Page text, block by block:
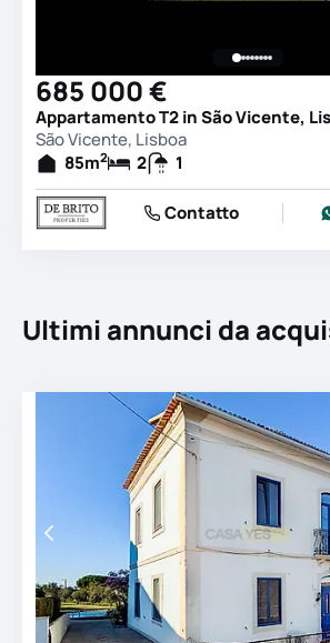
685 000 €
Appartamento T2 in São Vicente,
São Vicente, Lisboa
85m2 2 1
Contatto
Ultimi annunci da